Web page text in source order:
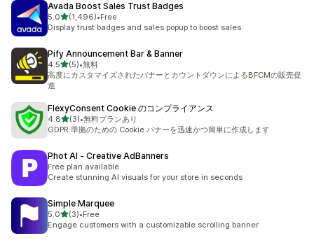
Avada Boost Sales Trust Badges
5.05つ星中
(1,496)
合計レビュー数：1496件
•Free
Display trust badges and sales popup to boost sales
Pify Announcement Bar & Banner
4.55つ星中
(5)
合計レビュー数：5件
•無料
高度にカスタマイズされたバナーとカウントダウンによるBFCMの販売促
進
FlexyConsent Cookie のコンプライアンス
4.85つ星中
(3)
合計レビュー数：3件
•無料プランあり
GDPR 準拠のための Cookie バナーを迅速かつ簡単に作成します
Phot AI ‑ Creative AdBanners
Free plan available
Create stunning AI visuals for your store in seconds
Simple Marquee
5.05つ星中
(3)
合計レビュー数：3件
•Free
Engage customers with a customizable scrolling banner